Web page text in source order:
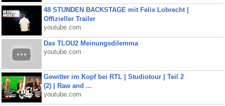
48 STUNDEN BACKSTAGE mit Felix Lobrecht |
Offizieller Trailer
youtube.com
Das TLOU2 Meinungsdilemma
youtube.com
Gewitter im Kopf bei RTL | Studiotour | Teil 2
(2) | Raw and ...
youtube.com